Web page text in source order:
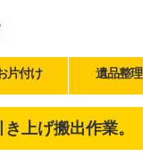
片付け 遺品整理
上げ搬出作業。